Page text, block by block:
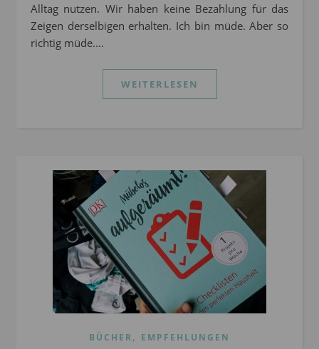
Alltag nutzen. Wir haben keine Bezahlung für das
Zeigen derselbigen erhalten. Ich bin müde. Aber so
richtig müde.…
WEITERLESEN
BÜCHER, EMPFEHLUNGEN